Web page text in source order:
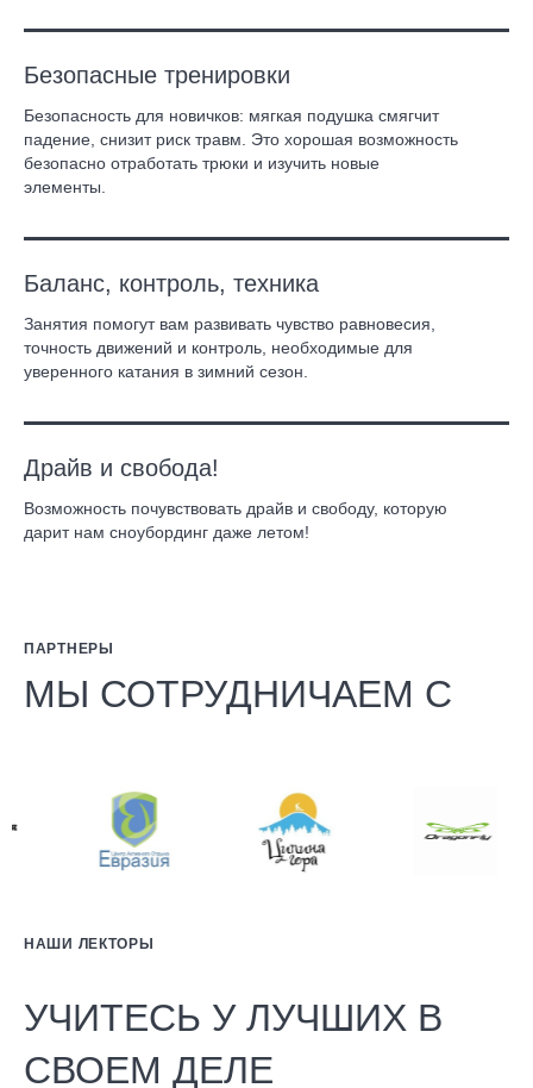
Безопасные тренировки
Безопасность для новичков: мягкая подушка смягчит
падение, снизит риск травм. Это хорошая возможность
безопасно отработать трюки и изучить новые
элементы.
Баланс, контроль, техника
Занятия помогут вам развивать чувство равновесия,
точность движений и контроль, необходимые для
уверенного катания в зимний сезон.
Драйв и свобода!
Возможность почувствовать драйв и свободу, которую
дарит нам сноубординг даже летом!
ПАРТНЕРЫ
МЫ СОТРУДНИЧАЕМ С
НАШИ ЛЕКТОРЫ
УЧИТЕСЬ У ЛУЧШИХ В
СВОЕМ ДЕЛЕ